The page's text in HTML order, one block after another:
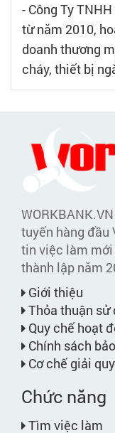
- Công Ty
từ năm 2010,
doanh thương
cháy, thiết bị
tuyến hàng đầu
tin việc làm
thành lập năm
Giới thiệu
Thỏa thuận sử
Quy chế hoạt
Chính sách
Cơ chế giải
Chức năng
Tìm việc làm